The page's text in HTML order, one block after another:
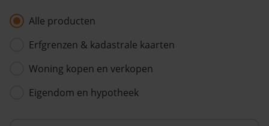
Alle producten
Erfgrenzen & kadastrale kaarten
Woning kopen en verkopen
Eigendom en hypotheek